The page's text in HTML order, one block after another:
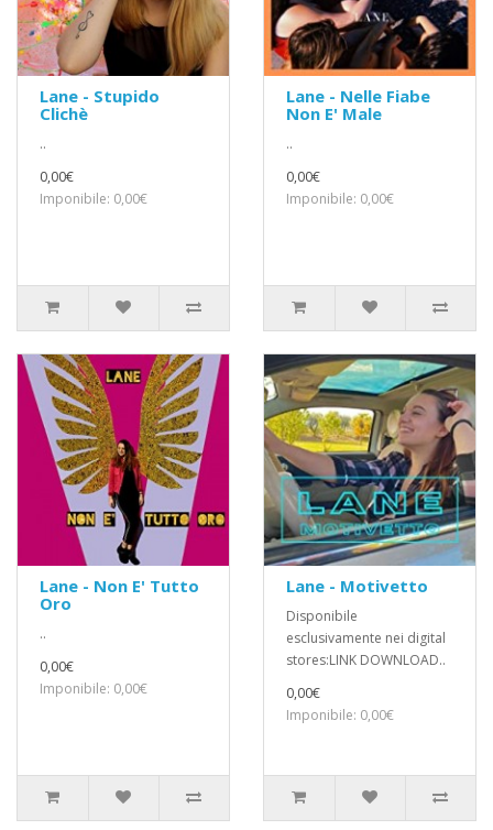
Lane - Stupido
Clichè
..
0,00€
Imponibile: 0,00€
Lane - Nelle Fiabe
Non E' Male
..
0,00€
Imponibile: 0,00€
Lane - Non E' Tutto
Oro
..
0,00€
Imponibile: 0,00€
Lane - Motivetto
Disponibile
esclusivamente nei digital
stores:LINK DOWNLOAD..
0,00€
Imponibile: 0,00€